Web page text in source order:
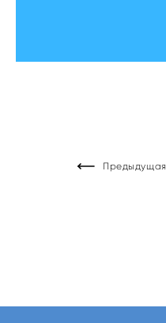
Предыдущая